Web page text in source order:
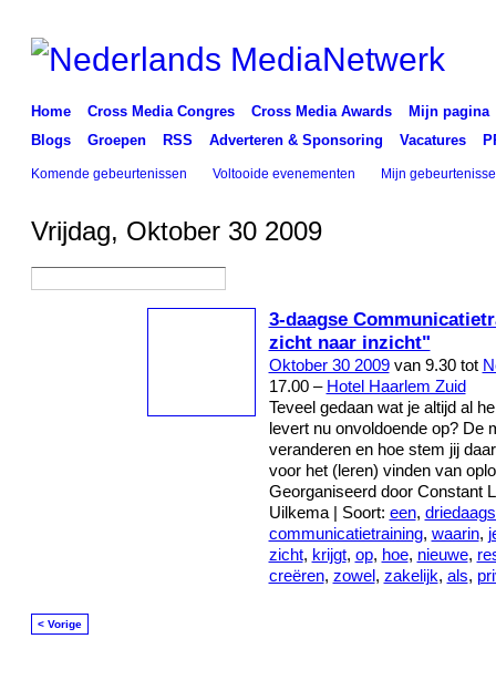
Home Cross Media Congres Cross Media Awards
Mijn pagina
Blogs
Groepen RSS Adverteren & Sponsoring Vacatures
Komende gebeurtenissen Voltooide evenementen Mijn
Vrijdag, Oktober 30 2009
3-daagse
zicht naar inzicht"
Oktober 30 2009van 9.30 tot
17.00 – Hotel Haarlem Zuid
Teveel gedaan wat je altijd al
levert nu onvoldoende op? De
veranderen en hoe stem jij
voor het (leren) vinden van
Georganiseerd door Constant
Uilkema | Soort: een,
communicatietraining, waarin,
zicht, krijgt, op, hoe, nieuwe,
creëren, zowel, zakelijk, als,
< Vorige